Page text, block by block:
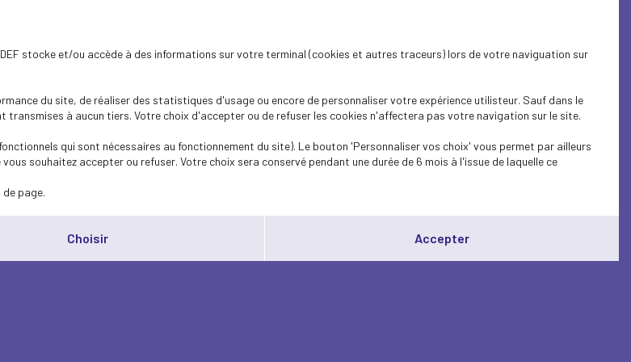
stocke et/ou accède à des informations sur votre terminal (cookies et autres traceurs) lors de votre naviguation sur
du site, de réaliser des statistiques d'usage ou encore de personnaliser votre expérience utilisteur. Sauf dans le
à aucun tiers. Votre choix d'accepter ou de refuser les cookies n'affectera pas votre navigation sur le site.
qui sont nécessaires au fonctionnement du site). Le bouton 'Personnaliser vos choix' vous permet par ailleurs
souhaitez accepter ou refuser. Votre choix sera conservé pendant une durée de 6 mois à l'issue de laquelle ce
de page.
Choisir Accepter